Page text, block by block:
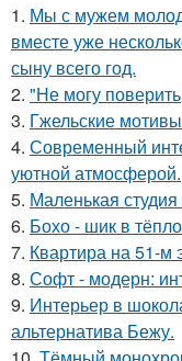
1. Мы с мужем
вместе уже
сыну всего год.
2. "Не могу
3. Гжельские
4. Современный
уютной атмосферой.
5. Маленькая
6. Бохо - шик в
7. Квартира на 51-м
8. Софт - модерн:
9. Интерьер в
альтернатива Бежу.